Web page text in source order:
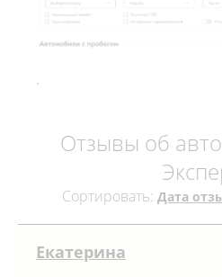
.
Отзывы об
Сортировать: Дата
Екатерина